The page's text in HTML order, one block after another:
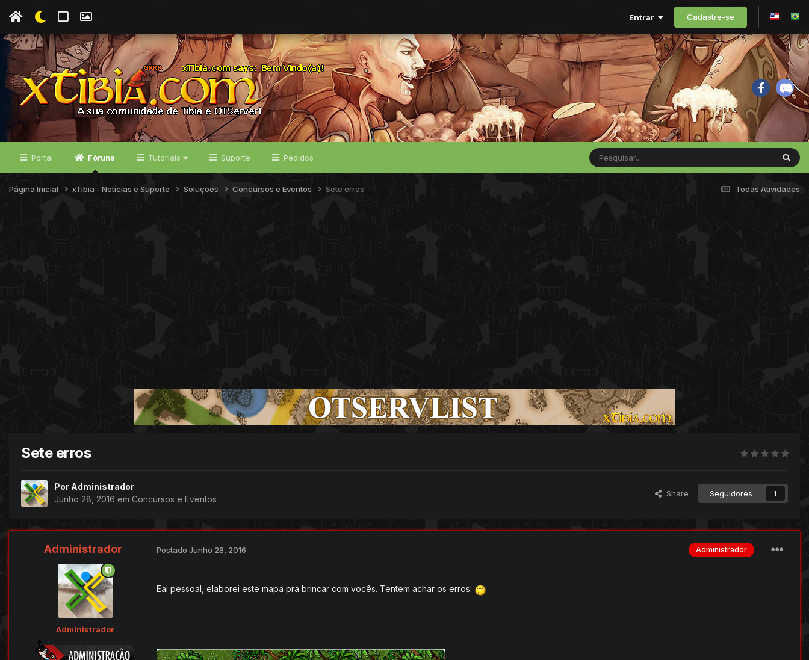
Entrar Cadastre-se
Portal Fóruns Tutoriais Suporte Pedidos
Todas Atividades
Página Inicial xTibia - Notícias e Suporte Soluções Concursos e Eventos Sete erros
Sete erros
Por Administrador
Junho 28, 2016 em Concursos e Eventos
Share Seguidores 1
Administrador
Administrador
Administrador
Postado Junho 28, 2016
Eai pessoal, elaborei este mapa pra brincar com vocês. Tentem achar os erros.